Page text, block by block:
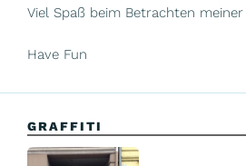
Viel Spaß beim Betrachten meiner
Have Fun
GRAFFITI